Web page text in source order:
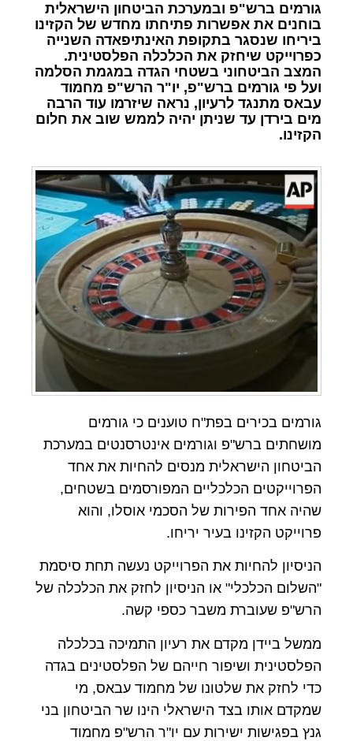
גורמים ברש"פ ובמערכת הביטחון הישראלית
בוחנים את אפשרות פתיחתו מחדש של הקזינו
ביריחו שנסגר בתקופת האינתיפאדה השנייה
כפרוייקט שיחזק את הכלכלה הפלסטינית.
המצב הביטחוני בשטחי הגדה במגמת הסלמה
ועל פי גורמים ברש"פ, יו"ר הרש"פ מחמוד
עבאס מתנגד לרעיון, נראה שיזרמו עוד הרבה
מים בירדן עד שניתן יהיה לממש שוב את חלום
הקזינו.
גורמים בכירים בפת"ח טוענים כי גורמים
מושחתים ברש"פ וגורמים אינטרסנטים במערכת
הביטחון הישראלית מנסים להחיות את אחד
הפרוייקטים הכלכליים המפורסמים בשטחים,
שהיה אחד הפירות של הסכמי אוסלו, והוא
פרוייקט הקזינו בעיר יריחו.
הניסיון להחיות את הפרוייקט נעשה תחת סיסמת
"השלום הכלכלי" או הניסיון לחזק את הכלכלה של
הרש"פ שעוברת משבר כספי קשה.
ממשל ביידן מקדם את רעיון התמיכה בכלכלה
הפלסטינית ושיפור חייהם של הפלסטינים בגדה
כדי לחזק את שלטונו של מחמוד עבאס, מי
שמקדם אותו בצד הישראלי הינו שר הביטחון בני
גנץ בפגישות ישירות עם יו"ר הרש"פ מחמוד